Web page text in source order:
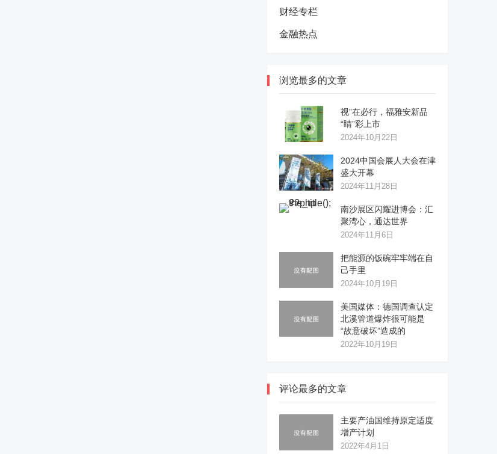
财经专栏
金融热点
浏览最多的文章
视”在必行，福雅安新品
“睛”彩上市
2024年10月22日
2024中国会展人大会在津
盛大开幕
2024年11月28日
南沙展区闪耀进博会：汇
聚湾心，通达世界
2024年11月6日
把能源的饭碗牢牢端在自
己手里
2024年10月19日
美国媒体：德国调查认定
北溪管道爆炸很可能是
“故意破坏”造成的
2022年10月19日
评论最多的文章
主要产油国维持原定适度
增产计划
2022年4月1日